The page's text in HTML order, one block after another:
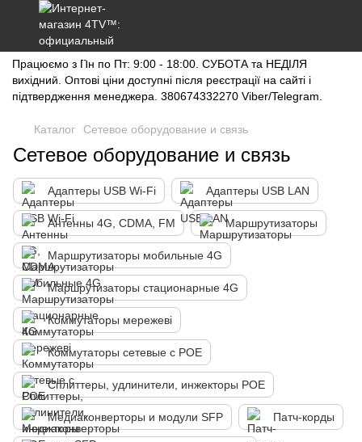
Працюємо з Пн по Пт: 9:00 - 18:00. СУБОТА та НЕДІЛЯ
вихідний. Оптові ціни доступні після реєстрації на сайті і
підтвердження менеджера. 380674332270 Viber/Telegram.
Каталог Сетевое оборудование и связь
Сетевое оборудование и связь
Адаптеры USB Wi-Fi Адаптеры USB LAN
Антенны 4G, CDMA, FM Маршрутизаторы
Маршрутизаторы мобильные 4G
Маршрутизаторы стационарные 4G
Коммутаторы мережеві
Коммутаторы сетевые с POE
Сплиттеры, удлинители, инжекторы POE
Медиаконверторы и модули SFP Патч-корды